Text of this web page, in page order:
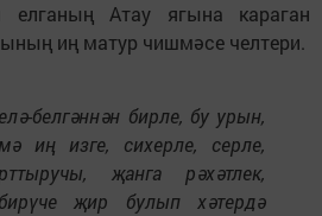
Атау ягына караган
иң матур чишмәсе челтери.
белгәннән бирле, бу урын,
иң изге, сихерле, серле,
җанга рәхәтлек,
җир булып хәтердә